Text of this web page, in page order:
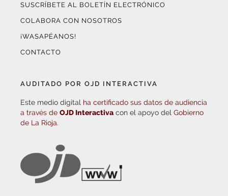
SUSCRÍBETE AL BOLETÍN ELECTRÓNICO
COLABORA CON NOSOTROS
¡WASAPÉANOS!
CONTACTO
AUDITADO POR OJD INTERACTIVA
Este medio digital ha certificado sus datos de audiencia
a través de OJD Interactiva con el apoyo del Gobierno
de La Rioja.